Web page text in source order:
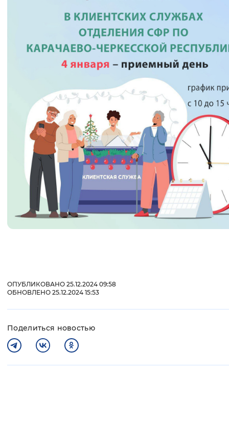
ОПУБЛИКОВАНО 25.12.2024 09:58
ОБНОВЛЕНО 25.12.2024 15:53
Поделиться новостью